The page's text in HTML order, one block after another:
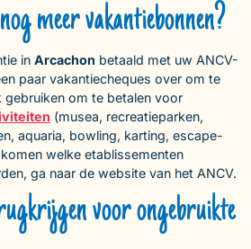
meer vakantiebonnen?
in Arcachon betaald met uw ANCV-
paar vakantiecheques over om te
gebruiken om te betalen voor
(musea, recreatieparken,
aquaria, bowling, karting, escape-
welke etablissementen
ga naar de website van het ANCV.
voor ongebruikte